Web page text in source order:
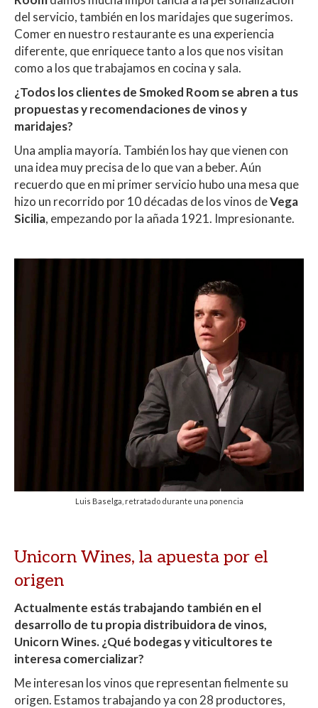
del servicio, también en los maridajes que sugerimos.
Comer en nuestro restaurante es una experiencia
diferente, que enriquece tanto a los que nos visitan
como a los que trabajamos en cocina y sala.
¿Todos los clientes de Smoked Room se abren a tus
propuestas y recomendaciones de vinos y
maridajes?
Una amplia mayoría. También los hay que vienen con
una idea muy precisa de lo que van a beber. Aún
recuerdo que en mi primer servicio hubo una mesa que
hizo un recorrido por 10 décadas de los vinos deVega
Sicilia, empezando por la añada 1921. Impresionante.
Luis Baselga, retratado durante una ponencia
Unicorn Wines, la apuesta por el
origen
Actualmente estás trabajando también en el
desarrollo de tu propia distribuidora de vinos,
Unicorn Wines. ¿Qué bodegas y viticultores te
interesa comercializar?
Me interesan los vinos que representan fielmente su
origen. Estamos trabajando ya con 28 productores,